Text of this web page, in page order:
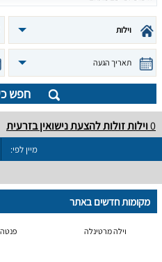
וילות
תאריך הגעה
חפש
0וילות זולות להצעת נישואין בזרעית
מיין לפי:
מקומות חדשים באתר
וילה מרטינלה